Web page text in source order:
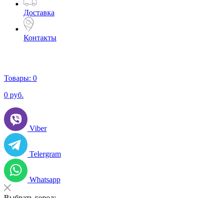
Доставка
Контакты
Товары: 0
0 руб.
Viber
Telergram
Whatsapp